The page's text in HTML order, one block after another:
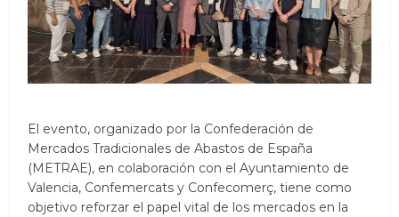
El evento, organizado por la Confederación de
Mercados Tradicionales de Abastos de España
(METRAE), en colaboración con el Ayuntamiento de
Valencia, Confemercats y Confecomerç, tiene como
objetivo reforzar el papel vital de los mercados en la